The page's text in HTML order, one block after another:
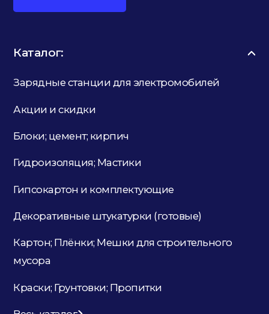
Каталог:
Зарядные станции для электромобилей
Акции и скидки
Блоки; цемент; кирпич
Гидроизоляция; Мастики
Гипсокартон и комплектующие
Декоративные штукатурки (готовые)
Картон; Плёнки; Мешки для строительного
мусора
Краски; Грунтовки; Пропитки